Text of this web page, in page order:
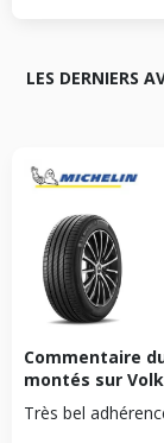
LES DERNIERS
Commentaire
montés sur
Très bel